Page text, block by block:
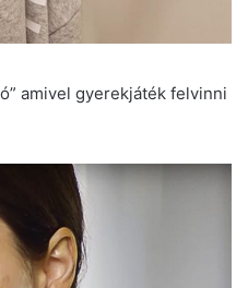
amivel gyerekjáték felvinni